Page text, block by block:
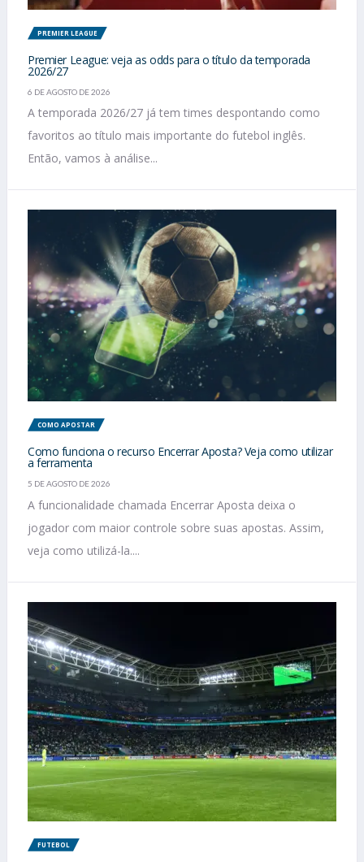
PREMIER LEAGUE
Premier League: veja as odds para o título da temporada
2026/27
6 DE AGOSTO DE 2026
A temporada 2026/27 já tem times despontando como
favoritos ao título mais importante do futebol inglês.
Então, vamos à análise...
COMO APOSTAR
Como funciona o recurso Encerrar Aposta? Veja como utilizar
a ferramenta
5 DE AGOSTO DE 2026
A funcionalidade chamada Encerrar Aposta deixa o
jogador com maior controle sobre suas apostas. Assim,
veja como utilizá-la....
FUTEBOL